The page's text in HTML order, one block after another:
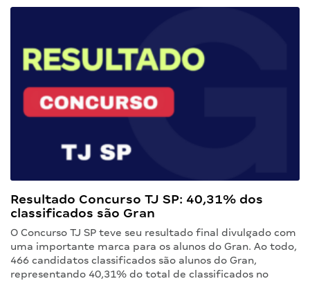
Resultado Concurso TJ SP: 40,31% dos
classificados são Gran
O Concurso TJ SP teve seu resultado final divulgado com
uma importante marca para os alunos do Gran. Ao todo,
466 candidatos classificados são alunos do Gran,
representando 40,31% do total de classificados no